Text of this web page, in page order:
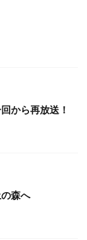
から再放送！
森へ